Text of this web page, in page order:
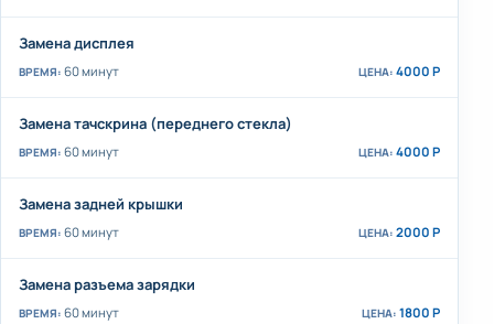
Замена дисплея
60 минут 4000 Р
Замена тачскрина (переднего стекла)
60 минут 4000 Р
Замена задней крышки
60 минут 2000 Р
Замена разъема зарядки
60 минут 1800 Р